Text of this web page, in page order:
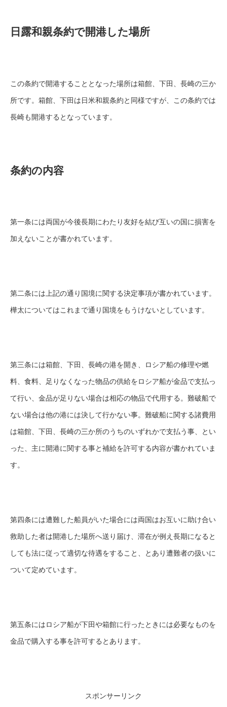
日露和親条約で開港した場所
この条約で開港することとなった場所は箱館、下田、長崎の三か
所です。箱館、下田は日米和親条約と同様ですが、この条約では
長崎も開港するとなっています。
条約の内容
第一条には両国が今後長期にわたり友好を結び互いの国に損害を
加えないことが書かれています。
第二条には上記の通り国境に関する決定事項が書かれています。
樺太についてはこれまで通り国境をもうけないとしています。
第三条には箱館、下田、長崎の港を開き、ロシア船の修理や燃
料、食料、足りなくなった物品の供給をロシア船が金品で支払っ
て行い、金品が足りない場合は相応の物品で代用する。難破船で
ない場合は他の港には決して行かない事。難破船に関する諸費用
は箱館、下田、長崎の三か所のうちのいずれかで支払う事、とい
った、主に開港に関する事と補給を許可する内容が書かれていま
す。
第四条には遭難した船員がいた場合には両国はお互いに助け合い
救助した者は開港した場所へ送り届け、滞在が例え長期になると
しても法に従って適切な待遇をすること、とあり遭難者の扱いに
ついて定めています。
第五条にはロシア船が下田や箱館に行ったときには必要なものを
金品で購入する事を許可するとあります。
スポンサーリンク